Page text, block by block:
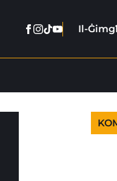
Facebook
Instagram
Tiktok
Youtube
Il-